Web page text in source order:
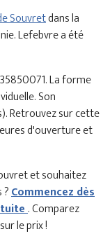
Souvretdans la
Lefebvre a été
La forme
Son
Retrouvez sur cette
d'ouverture et
et souhaitez
Commencez dès
. Comparez
le prix !